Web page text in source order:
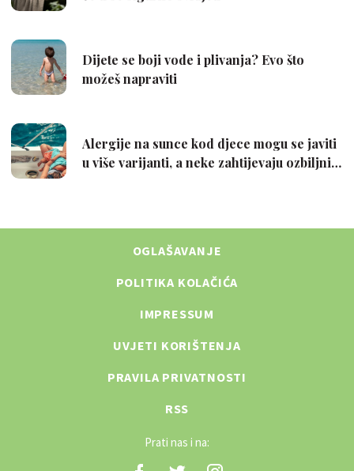
OGLAŠAVANJE
POLITIKA KOLAČIĆA
IMPRESSUM
UVJETI KORIŠTENJA
PRAVILA PRIVATNOSTI
RSS
Prati nas i na: